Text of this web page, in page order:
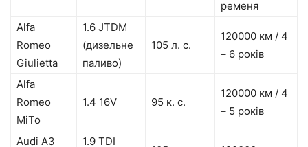
ременя
Alfa
Romeo
Giulietta
1.6 JTDM
(дизельне
паливо)
105 л. с.
120000 км / 4
– 6 років
Alfa
Romeo
MiTo
1.4 16V 95 к. с.
120000 км / 4
– 5 років
Audi A3
1.9 TDI